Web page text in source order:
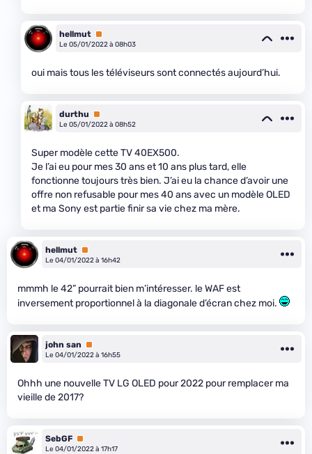
hellmut Premium
Le 05/01/2022 à 08h03
oui mais tous les téléviseurs sont connectés aujourd’hui.
durthu
Premium
Le 05/01/2022 à 08h52
Super modèle cette TV 40EX500.
Je l’ai eu pour mes 30 ans et 10 ans plus tard, elle
fonctionne toujours très bien. J’ai eu la chance d’avoir une
offre non refusable pour mes 40 ans avec un modèle OLED
et ma Sony est partie finir sa vie chez ma mère.
hellmut Premium
Le 04/01/2022 à 16h42
mmmh le 42” pourrait bien m’intéresser. le WAF est
inversement proportionnel à la diagonale d’écran chez moi.
john san
Premium
Le 04/01/2022 à 16h55
Ohhh une nouvelle TV LG OLED pour 2022 pour remplacer ma
vieille de 2017?
SebGF Premium
Le 04/01/2022 à 17h17